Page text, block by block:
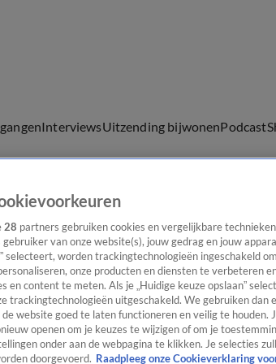
InterviewsUitzending bijwonenPodcast
28 partners gebruiken cookies en vergelijkbare
gebruiker van onze website(s), jouw gedrag en jouw
selecteert, worden trackingtechnologieën ingeschakeld
onze producten en diensten te verbeteren
en content te meten. Als je „Huidige keuze opslaan”
trackingtechnologieën uitgeschakeld. We gebruiken dan
de website goed te laten functioneren en veilig te houden.
openen om je keuzes te wijzigen of om je
onder aan de webpagina te klikken. Je selecties
doorgevoerd. Raadpleeg onze Cookieverklaring